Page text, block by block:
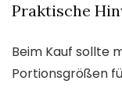
Praktische
Beim Kauf sollte
Portionsgrößen